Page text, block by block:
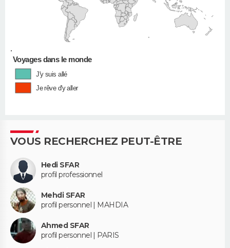
•
Voyages dans le monde
J'y suis allé
Je rêve d'y aller
VOUS RECHERCHEZ PEUT-ÊTRE
Hedi SFAR
profil professionnel
Mehdi SFAR
profil personnel | MAHDIA
Ahmed SFAR
profil personnel | PARIS